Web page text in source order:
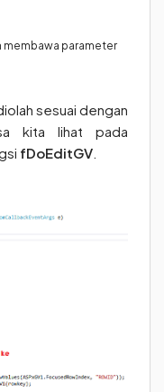
parameter
sesuai dengan
kita lihat pada
fDoEditGV